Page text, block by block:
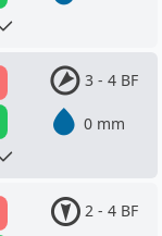
3 - 4 BF
0 mm
2 - 4 BF